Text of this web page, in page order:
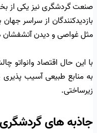
صنعت گردشگری نیز یکی از
بازدیدکنندگان از سراسر
مثل غواصی و دیدن آتشفشان
با این حال اقتصاد وانواتو
به منابع طبیعی آسیب
زیرساختی.
جاذبه های گردشگری